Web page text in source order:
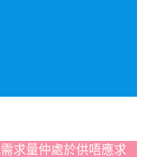
求量仲處於供唔應求